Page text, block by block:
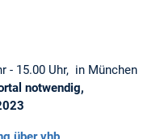
- 15.00 Uhr, in München
notwendig,